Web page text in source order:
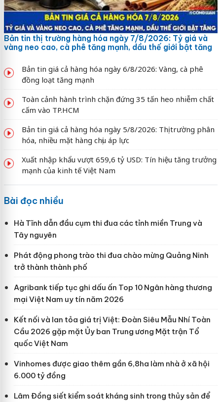
Bản tin thị trường hàng hóa ngày 7/8/2026: Tỷ giá và
vàng neo cao, cà phê tăng mạnh, dầu thế giới bật tăng
Bản tin giá cả hàng hóa ngày 6/8/2026: Vàng, cà phê
đồng loạt tăng mạnh
Toàn cảnh hành trình chặn đứng 35 tấn heo nhiễm chất
cấm vào TP.HCM
Bản tin giá cả hàng hóa ngày 5/8/2026: Thị trường phân
hóa, nhiều mặt hàng chịu áp lực
Xuất nhập khẩu vượt 659,6 tỷ USD: Tín hiệu tăng trưởng
mạnh của kinh tế Việt Nam
Bài đọc nhiều
Hà Tĩnh dẫn đầu cụm thi đua các tỉnh miền Trung và
Tây nguyên
Phát động phong trào thi đua chào mừng Quảng Ninh
trở thành thành phố
Agribank tiếp tục ghi dấu ấn Top 10 Ngân hàng thương
mại Việt Nam uy tín năm 2026
Kết nối và lan tỏa giá trị Việt: Đoàn Siêu Mẫu Nhí Toàn
Cầu 2026 gặp mặt Ủy ban Trung ương Mặt trận Tổ
quốc Việt Nam
Vinhomes được giao thêm gần 6,8ha làm nhà ở xã hội
6.000 tỷ đồng
Lâm Đồng siết kiểm soát kháng sinh trong thủy sản để